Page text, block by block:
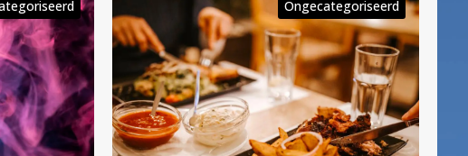
Ongecategoriseerd